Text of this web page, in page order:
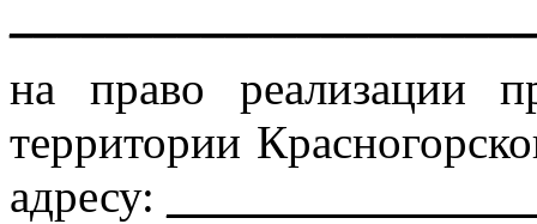
на право реализации
территории
адресу: